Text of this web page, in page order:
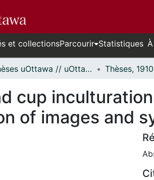
et collectionsParcourir Statistiques
Thèses uOttawa // uOttawa Theses
cup
of images and